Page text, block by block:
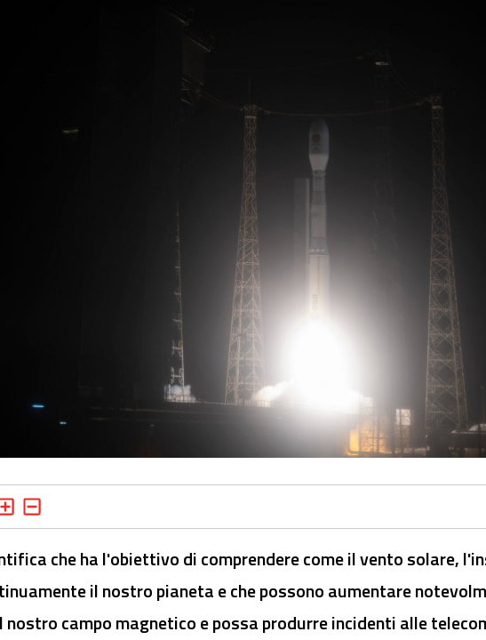
che ha l'obiettivo di comprendere come il vento solare,
il nostro pianeta e che possono aumentare
campo magnetico e possa produrre incidenti alle